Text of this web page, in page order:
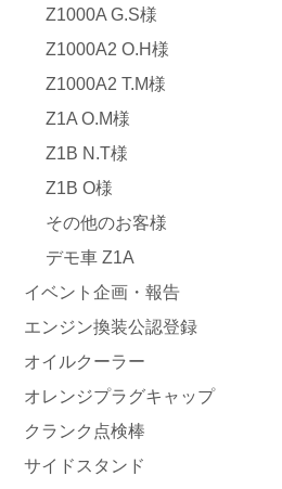
Z1000A G.S様
Z1000A2 O.H様
Z1000A2 T.M様
Z1A O.M様
Z1B N.T様
Z1B O様
その他のお客様
デモ車 Z1A
イベント企画・報告
エンジン換装公認登録
オイルクーラー
オレンジプラグキャップ
クランク点検棒
サイドスタンド